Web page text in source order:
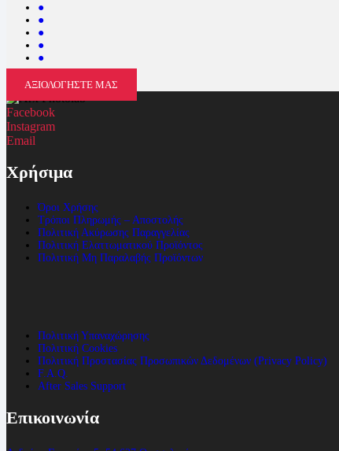
●
●
●
●
●
ΑΞΙΟΛΟΓΗΣΤΕ ΜΑΣ
Facebook
Instagram
Email
Χρήσιμα
Όροι Χρήσης
Τρόποι Πληρωμής – Αποστολής
Πολιτική Ακύρωσης Παραγγελίας
Πολιτική Ελαττωματικού Προϊόντος
Πολιτική Μη Παραλαβής Προϊόντων
Πολιτική Υπαναχώρησης
Πολιτική Cookies
Πολιτική Προστασίας Προσωπικών Δεδομένων (Privacy Policy)
F.A.Q.
After Sales Support
Επικοινωνία